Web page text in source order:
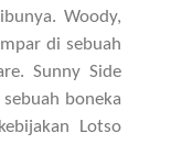
Woody,
di sebuah
Sunny Side
boneka
Lotso